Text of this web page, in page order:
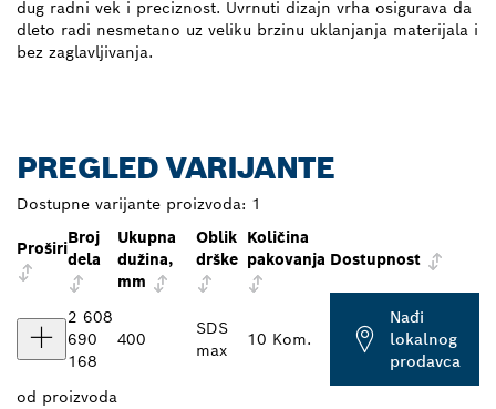
dug radni vek i preciznost. Uvrnuti dizajn vrha osigurava da
dleto radi nesmetano uz veliku brzinu uklanjanja materijala i
bez zaglavljivanja.
PREGLED VARIJANTE
Dostupne varijante proizvoda: 1
Proširi
Broj
dela
Ukupna
dužina,
mm
Oblik
drške
Količina
pakovanja Dostupnost
2 608
690
168
400
SDS
max
10 Kom.
Nađi
lokalnog
prodavca
od proizvoda